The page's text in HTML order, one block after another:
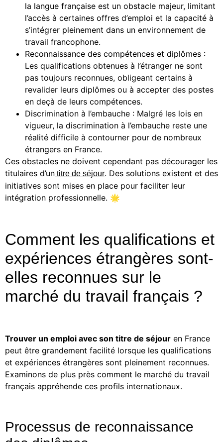
la langue française est un obstacle majeur, limitant
l’accès à certaines offres d’emploi et la capacité à
s’intégrer pleinement dans un environnement de
travail francophone.
Reconnaissance des compétences et diplômes :
Les qualifications obtenues à l’étranger ne sont
pas toujours reconnues, obligeant certains à
revalider leurs diplômes ou à accepter des postes
en deçà de leurs compétences.
Discrimination à l’embauche : Malgré les lois en
vigueur, la discrimination à l’embauche reste une
réalité difficile à contourner pour de nombreux
étrangers en France.
Ces obstacles ne doivent cependant pas décourager les
titulaires d’un titre de séjour. Des solutions existent et des
initiatives sont mises en place pour faciliter leur
intégration professionnelle. 🌟
Comment les qualifications et
expériences étrangères sont-
elles reconnues sur le
marché du travail français ?
Trouver un emploi avec son titre de séjour en France
peut être grandement facilité lorsque les qualifications
et expériences étrangères sont pleinement reconnues.
Examinons de plus près comment le marché du travail
français appréhende ces profils internationaux.
Processus de reconnaissance